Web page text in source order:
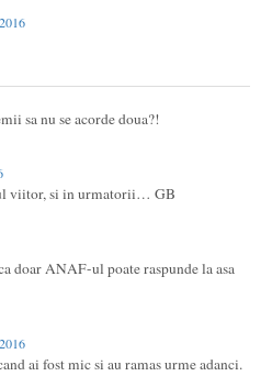
sa nu se acorde doua?!
viitor, si in urmatorii… GB
doar ANAF-ul poate raspunde la asa
ai fost mic si au ramas urme adanci.